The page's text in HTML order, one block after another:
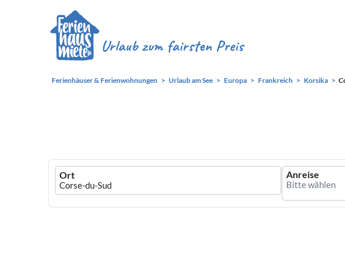
Ferienhäuser & Ferienwohnungen Urlaub am See Europa Frankreich Korsika
Ferienhausmiete
logo
Ort Anreise